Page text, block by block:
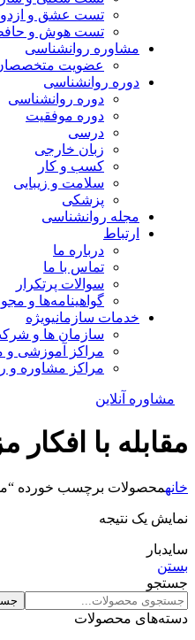
تست عشق و
تست هوش و
مشاوره روانشناسی
عضویت
دوره روانشناسی
دوره روانشناسی
دوره موفقیت
درسی
زبان خارجی
کسب و کار
سلامت و زیبایی
پزشکی
مجله روانشناسی
ارتباط
درباره ما
تماس با ما
سوالات پرتکرار
گواهینامه‌ها و
خدمات سازمانیویژه
سازمان ها و
مراکز آموزشی و
مراکز مشاوره و
مشاوره آنلاین
مقابله با
خانهمحصولات برچسب خورده
نمایش یک نتیجه
سایدبار
بستن
جستجو
دسته‌های محصولات